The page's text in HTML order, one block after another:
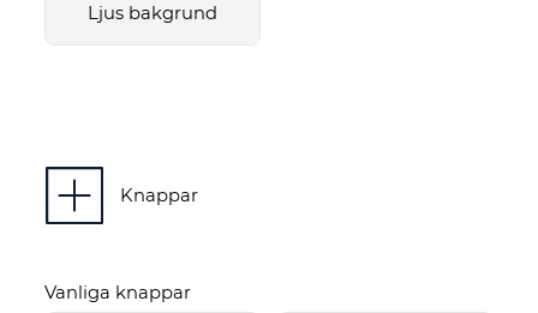
Ljus bakgrund
Knappar
Vanliga knappar